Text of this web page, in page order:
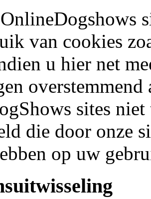
van cookies
u hier net
overstemmend
sites
die door onze
op uw